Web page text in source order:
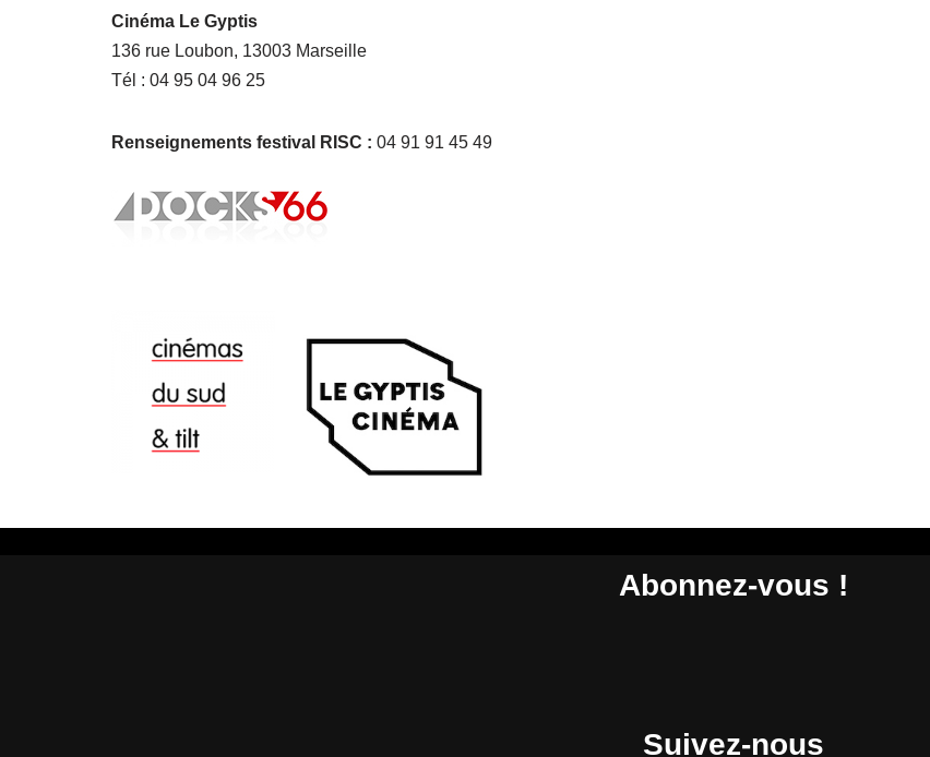
Cinéma Le Gyptis
136 rue Loubon, 13003 Marseille
Tél : 04 95 04 96 25
Renseignements festival RISC : 04 91 91 45 49
Abonnez-vous !
Suivez-nous